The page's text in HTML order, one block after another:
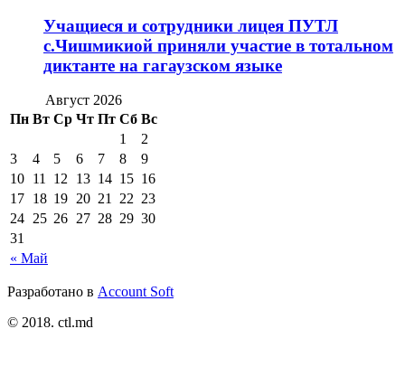
Учащиеся и сотрудники лицея ПУТЛ
с.Чишмикиой приняли участие в тотальном
диктанте на гагаузском языке
Август 2026
Пн Вт Ср Чт Пт Сб Вс
« Май
1
2
3
4 5 6 7 8
9
10 11 12 13 14 15 16
17 18 19 20 21 22 23
24 25 26 27 28 29 30
31
Разработано в Account Soft
© 2018. ctl.md